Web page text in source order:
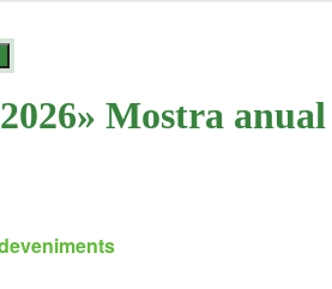
Mostra